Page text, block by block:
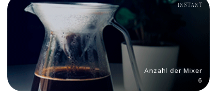
INSTANT
Anzahl der Mixer
6